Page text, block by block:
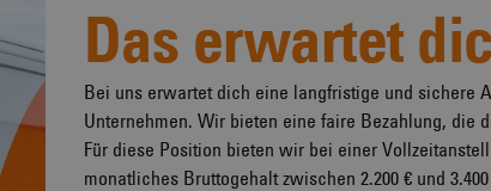
Das erwartet
Bei uns erwartet dich eine langfristige und sichere
Unternehmen. Wir bieten eine faire Bezahlung, die
Für diese Position bieten wir bei einer
monatliches Bruttogehalt zwischen 2.200 € und